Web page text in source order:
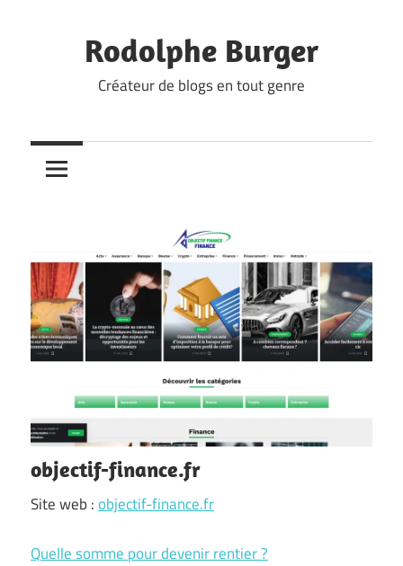
Rodolphe Burger
Créateur de blogs en tout genre
objectif-finance.fr
Site web :objectif-finance.fr
Quelle somme pour devenir rentier ?